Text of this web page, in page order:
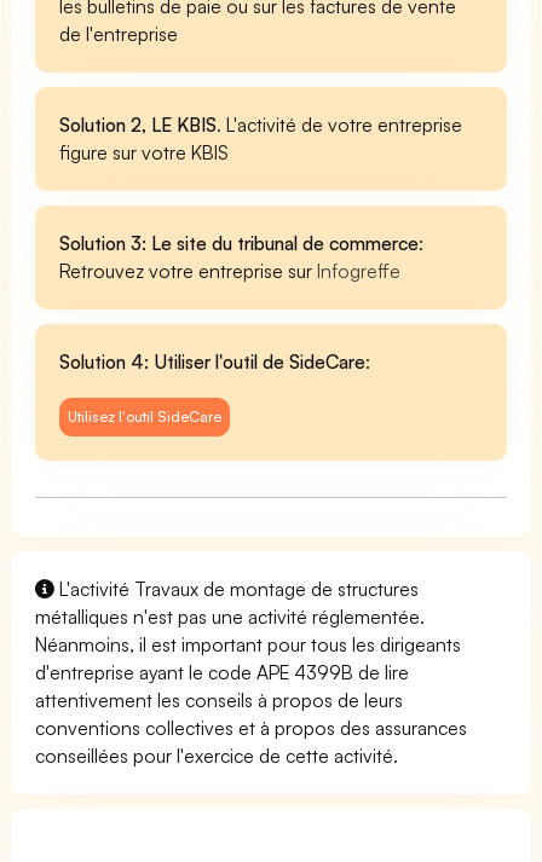
les bulletins de paie ou sur les factures de vente
de l'entreprise
Solution 2, LE KBIS. L'activité de votre entreprise
figure sur votre KBIS
Solution 3: Le site du tribunal de commerce:
Retrouvez votre entreprise surInfogreffe
Solution 4: Utiliser l'outil de SideCare:
Utilisez l'outil SideCare
L'activité Travaux de montage de structures
métalliques n'est pas une activité réglementée.
Néanmoins, il est important pour tous les dirigeants
d'entreprise ayant le code APE 4399B de lire
attentivement les conseils à propos de leurs
conventions collectives et à propos des assurances
conseillées pour l'exercice de cette activité.